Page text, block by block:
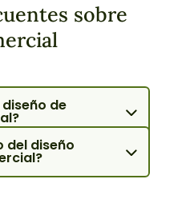
sobre
diseño de
del diseño